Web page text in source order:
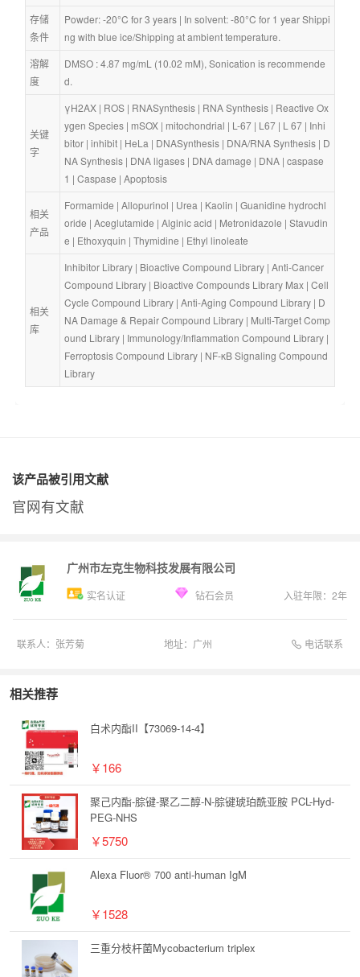
存储
条件
Powder: -20°C for 3 years | In solvent: -80°C for 1 year Shippi
ng with blue ice/Shipping at ambient temperature.
溶解
度
DMSO : 4.87 mg/mL (10.02 mM), Sonication is recommende
d.
关键
字
γH2AX | ROS | RNASynthesis | RNA Synthesis | Reactive Ox
ygen Species | mSOX | mitochondrial | L-67 | L67 | L 67 | Inhi
bitor | inhibit | HeLa | DNASynthesis | DNA/RNA Synthesis | D
NA Synthesis | DNA ligases | DNA damage | DNA | caspase
1 | Caspase | Apoptosis
相关
产品
Formamide | Allopurinol | Urea | Kaolin | Guanidine hydrochl
oride | Aceglutamide | Alginic acid | Metronidazole | Stavudin
e | Ethoxyquin | Thymidine | Ethyl linoleate
相关
库
Inhibitor Library | Bioactive Compound Library | Anti-Cancer
Compound Library | Bioactive Compounds Library Max | Cell
Cycle Compound Library | Anti-Aging Compound Library | D
NA Damage & Repair Compound Library | Multi-Target Comp
ound Library | Immunology/Inflammation Compound Library
Ferroptosis Compound Library | NF-κB Signaling Compound
Library
该产品被引用文献
官网有文献
广州市左克生物科技发展有限公司
实名认证 钻石会员 入驻年限： 2年
联系人： 张芳菊 地址： 广州 电话联系
相关推荐
白术内酯II【73069-14-4】
￥166
聚己内酯-腙键-聚乙二醇-N-腙键琥珀酰亚胺 PCL-Hyd-
PEG-NHS
￥5750
Alexa Fluor® 700 anti-human IgM
￥1528
三重分枝杆菌Mycobacterium triplex